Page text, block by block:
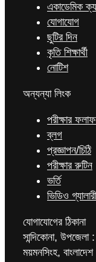
একাডেমিক
যোগাযোগ
ছুটির দিন
কৃতি শিক্ষার্থী
নোটিশ
অন্যন্যা লিংক
পরীক্ষার
ব্লগ
প্রজ্ঞাপন/চিঠি
পরীক্ষার রুটিন
ভর্তি
ভিডিও
যোগাযোগের ঠিকানা
সান্দিকোনা, উপজেলা
ময়মনসিংহ, বাংলাদেশ